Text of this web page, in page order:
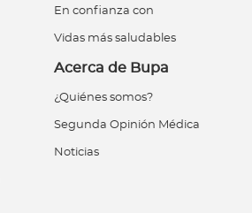
En confianza con
Vidas más saludables
Acerca de Bupa
¿Quiénes somos?
Segunda Opinión Médica
Noticias